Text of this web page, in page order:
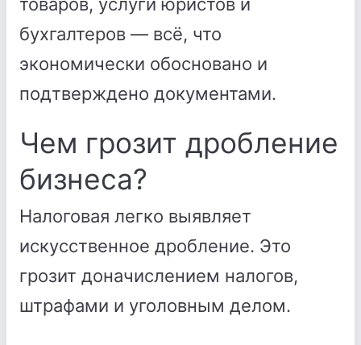
бухгалтеров — всё, что
экономически обосновано и
подтверждено документами.
Чем грозит дробление
бизнеса?
Налоговая легко выявляет
искусственное дробление. Это
грозит доначислением налогов,
штрафами и уголовным делом.